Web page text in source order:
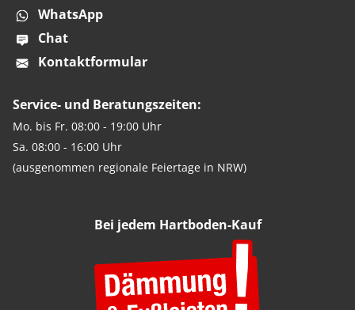
WhatsApp
Chat
Kontaktformular
Service- und Beratungszeiten:
Mo. bis Fr. 08:00 - 19:00 Uhr
Sa. 08:00 - 16:00 Uhr
(ausgenommen regionale Feiertage in NRW)
Bei jedem Hartboden-Kauf